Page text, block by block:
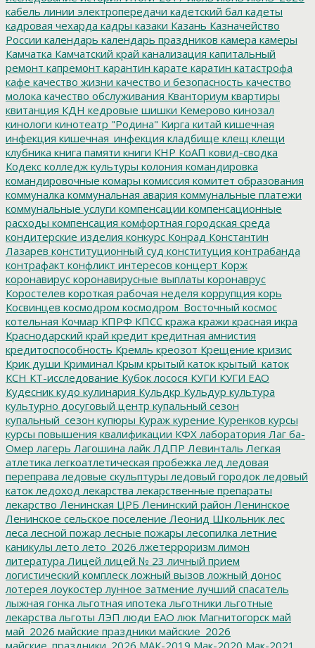
кабель линии электропередачи кадетский бал кадеты
кадровая чехарда кадры казаки Казань Казначейство
России календарь календарь праздников камера камеры
Камчатка Камчатский край канализация капитальный
ремонт капремонт карантин карате каратин катастрофа
кафе качество жизни качество и безопасность качество
молока качество обслуживания Кванториум квартиры
квитанция КДН кедровые шишки Кемерово кинозал
кинологи кинотеатр "Родина" Кирга китай кишечная
инфекция кишечная_инфекция кладбище клещ клещи
клубника книга памяти книги КНР КоАП ковид-сводка
Кодекс колледж культуры колония командировка
командировочные комары комиссия комитет образования
коммуналка коммунальная авария коммунальные платежи
коммунальные услуги компенсации компенсационные
расходы компенсация комфортная городская среда
кондитерские изделия конкурс Конрад Константин
Лазарев конституционный суд конституция контрабанда
контрафакт конфликт интересов концерт Корж
коронавирус коронавирусные выплаты коронаврус
Коростелев короткая рабочая неделя коррупция корь
Косвинцев космодром космодром_Восточный космос
котельная Кочмар КПРФ КПСС кража кражи красная икра
Краснодарский край кредит кредитная амнистия
кредитоспособность Кремль креозот Крещение кризис
Крик души Криминал Крым крытый каток крытый_каток
КСН КТ-исследование Кубок лосося КУГИ КУГИ ЕАО
Кудесник кудо кулинария Кульдкр Кульдур культура
культурно досуговый центр купальный сезон
купальный_сезон купюры Кураж курение Куренков курсы
курсы повышения квалификации КФХ лаборатория Лаг ба-
Омер лагерь Лагошина лайк ЛДПР Левинталь Легкая
атлетика легкоатлетическая пробежка лед ледовая
переправа ледовые скульптуры ледовый городок ледовый
каток ледоход лекарства лекарственные препараты
лекарство Ленинская ЦРБ Ленинский район Ленинское
Ленинское сельское поселение Леонид Школьник лес
леса лесной пожар лесные пожары лесопилка летние
каникулы лето лето_2026 лжетерроризм лимон
литература Лицей лицей № 23 личный прием
логистический комплеск ложный вызов ложный донос
лотерея лоукостер лунное затмение лучший спасатель
лыжная гонка льготная ипотека льготники льготные
лекарства льготы ЛЭП люди ЕАО люк Магнитогорск май
май_2026 майские праздники майские_2026
майские_праздники_2026 МАК-2019 Мак-2020 Мак-2021